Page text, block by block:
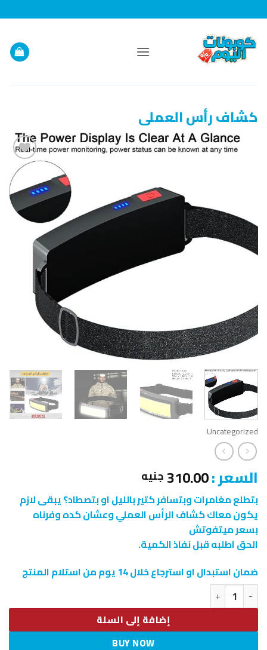
للمحتوى
كشاف رأس العملى
إضافة
إلى
قائمة
الرغبات
Uncategorized
السعر :310.00 جنيه
بتطلع مغامرات وبتسافر كتير بالليل او بتصطاد؟ يبقى لازم
يكون معاك كشاف الرأس العملي وعشان كده وفرناه
بسعر ميتفوتش
الحق اطلبه قبل نفاذ الكمية.
ضمان استبدال او استرجاع خلال 14 يوم من استلام المنتج
كمية كشاف رأس العملى
إضافة إلى السلة
BUY NOW